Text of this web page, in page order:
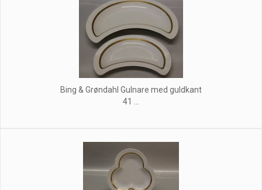
Bing & Grøndahl Gulnare med guldkant
41 ...